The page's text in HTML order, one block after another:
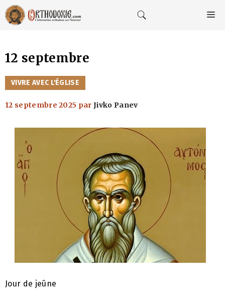
Aller
au
contenu
12 septembre
CATÉGORIES
VIVRE AVEC L'ÉGLISE
12 septembre 2025 parJivko Panev
Jour de jeûne